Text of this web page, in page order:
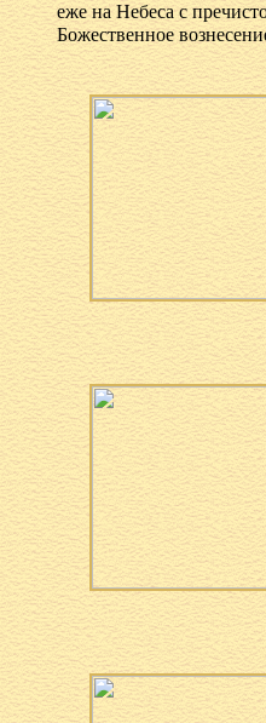
еже на Небеса с
Божественное